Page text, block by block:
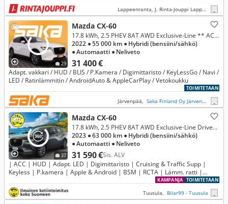
Lappeenranta, J. Rinta-Jouppi Lappeenranta
29
Mazda CX-60
31 400 €
17.8 kWh, 2.5 PHEV 8AT AWD Exclusive-Line ** ACC / HUD / BLIS / Koukku / P.Kamera / Digimittaristo / KeyLessGo / Ratinlämmitin **
2022 ● 55 000 km ● Hybridi (bensiini/sähkö)
● Automaatti ● Neliveto
Adapt. vakkari / HUD / BLIS / P.Kamera / Digimittaristo / KeyLessGo / Navi /
LED / Ratinlämmitin / AndroidAuto & AppleCarPlay / Vetokoukku
TOIMITETAAN
Järvenpää, Saka Finland Oy Järvenpää
37
Mazda CX-60
31 590 €Sis. ALV
17.8 kWh, 2.5 PHEV 8AT AWD Exclusive-Line Driver Assistance
2023 ● 63 000 km ● Hybridi (bensiini/sähkö)
● Automaatti ● Neliveto
| ACC | HUD | Adapt. LED | Digimittaristo | Cruising & Traffic Supp |
Keyless | P.kamera | Apple & Android | BSM | RCTA | Lämm. ratti |
TOIMITETAAN
KAMPANJA
Tuusula, Bilar99 - Tuusula